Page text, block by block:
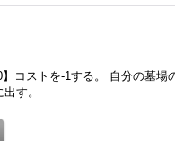
ストを-1する。 自分の墓場
す。